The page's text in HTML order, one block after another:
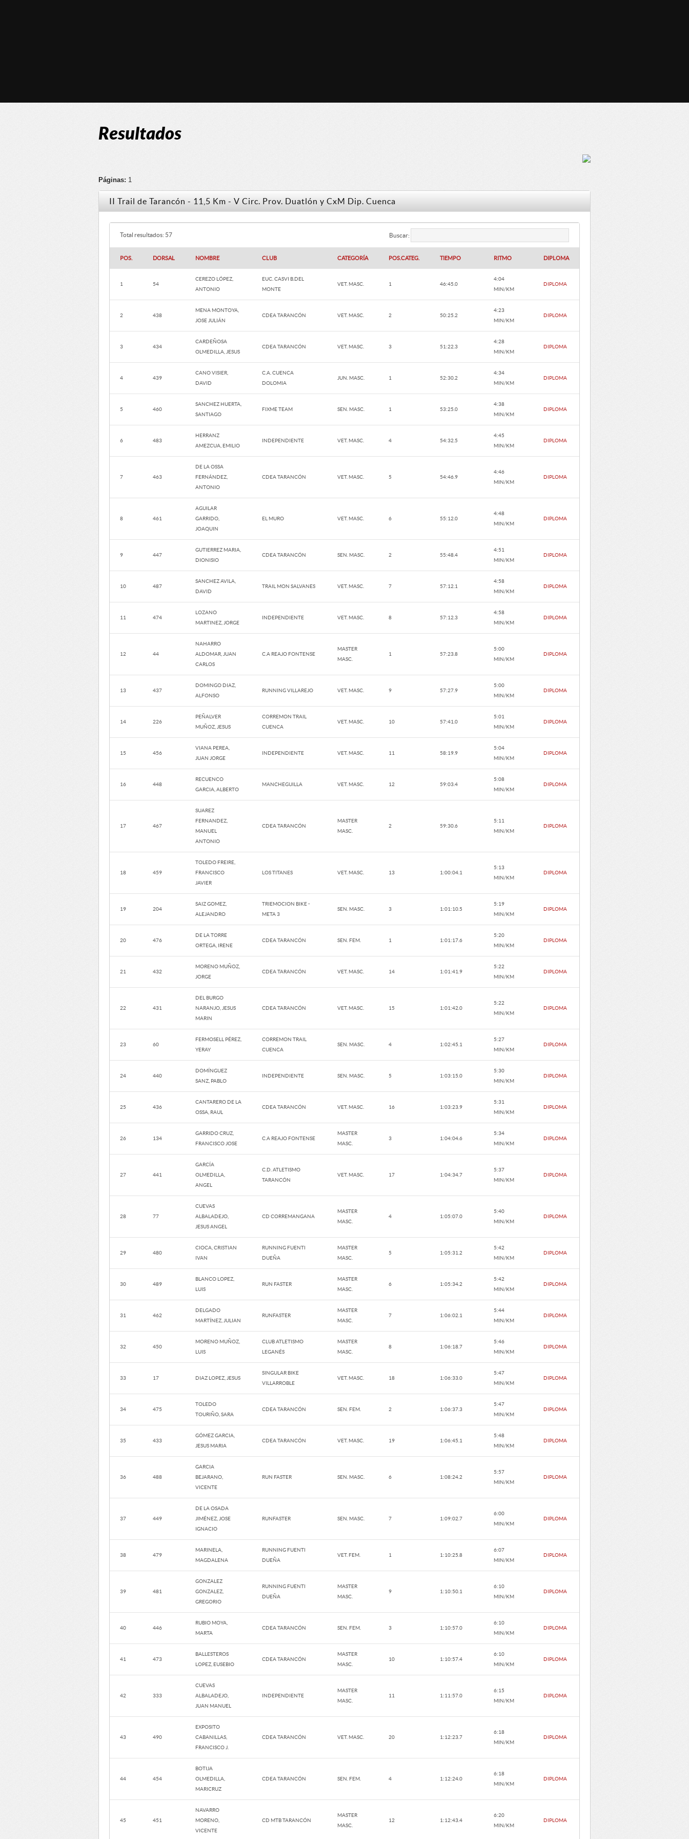
Resultados
Páginas: 1
II Trail de Tarancón - 11,5 Km - V Circ. Prov. Duatlón y CxM Dip. Cuenca
Total resultados: 57 Buscar:
POS. DORSAL NOMBRE CLUB CATEGORÍA POS.CATEG. TIEMPO RITMO DIPLOMA
1 54
CEREZO LÓPEZ,
ANTONIO
EUC. CASVI B.DEL
MONTE
VET. MASC. 1 46:45.0
4:04
MIN/KM
DIPLOMA
2 438
MENA MONTOYA,
JOSE JULIÁN
CDEA TARANCÓN VET. MASC. 2 50:25.2
4:23
MIN/KM
DIPLOMA
3 434
CARDEÑOSA
OLMEDILLA, JESUS
CDEA TARANCÓN VET. MASC. 3 51:22.3
4:28
MIN/KM
DIPLOMA
4 439
CANO VISIER,
DAVID
C.A. CUENCA
DOLOMIA
JUN. MASC. 1 52:30.2
4:34
MIN/KM
DIPLOMA
5 460
SANCHEZ HUERTA,
SANTIAGO
FIXME TEAM SEN. MASC. 1 53:25.0
4:38
MIN/KM
DIPLOMA
6 483
HERRANZ
AMEZCUA, EMILIO
INDEPENDIENTE VET. MASC. 4 54:32.5
4:45
MIN/KM
DIPLOMA
7 463
DE LA OSSA
FERNÁNDEZ,
ANTONIO
CDEA TARANCÓN VET. MASC. 5 54:46.9
4:46
MIN/KM
DIPLOMA
8 461
AGUILAR
GARRIDO,
JOAQUIN
EL MURO VET. MASC. 6 55:12.0
4:48
MIN/KM
DIPLOMA
9 447
GUTIERREZ MARIA,
DIONISIO
CDEA TARANCÓN SEN. MASC. 2 55:48.4
4:51
MIN/KM
DIPLOMA
10 487
SANCHEZ AVILA,
DAVID
TRAIL MON SALVANES VET. MASC. 7 57:12.1
4:58
MIN/KM
DIPLOMA
11 474
LOZANO
MARTINEZ, JORGE
INDEPENDIENTE VET. MASC. 8 57:12.3
4:58
MIN/KM
DIPLOMA
12 44
NAHARRO
ALDOMAR, JUAN
CARLOS
C.A REAJO FONTENSE
MASTER
MASC.
1 57:23.8
5:00
MIN/KM
DIPLOMA
13 437
DOMINGO DIAZ,
ALFONSO
RUNNING VILLAREJO VET. MASC. 9 57:27.9
5:00
MIN/KM
DIPLOMA
14 226
PEÑALVER
MUÑOZ, JESUS
CORREMON TRAIL
CUENCA
VET. MASC. 10 57:41.0
5:01
MIN/KM
DIPLOMA
15 456
VIANA PEREA,
JUAN JORGE
INDEPENDIENTE VET. MASC. 11 58:19.9
5:04
MIN/KM
DIPLOMA
16 448
RECUENCO
GARCIA, ALBERTO
MANCHEGUILLA VET. MASC. 12 59:03.4
5:08
MIN/KM
DIPLOMA
17 467
SUAREZ
FERNANDEZ,
MANUEL
ANTONIO
CDEA TARANCÓN
MASTER
MASC.
2 59:30.6
5:11
MIN/KM
DIPLOMA
18 459
TOLEDO FREIRE,
FRANCISCO
JAVIER
LOS TITANES VET. MASC. 13 1:00:04.1
5:13
MIN/KM
DIPLOMA
19 204
SAIZ GOMEZ,
ALEJANDRO
TRIEMOCION BIKE -
META 3
SEN. MASC. 3 1:01:10.5
5:19
MIN/KM
DIPLOMA
20 476
DE LA TORRE
ORTEGA, IRENE
CDEA TARANCÓN SEN. FEM. 1 1:01:17.6
5:20
MIN/KM
DIPLOMA
21 432
MORENO MUÑOZ,
JORGE
CDEA TARANCÓN VET. MASC. 14 1:01:41.9
5:22
MIN/KM
DIPLOMA
22 431
DEL BURGO
NARANJO, JESUS
MARIN
CDEA TARANCÓN VET. MASC. 15 1:01:42.0
5:22
MIN/KM
DIPLOMA
23 60
FERMOSELL PÉREZ,
YERAY
CORREMON TRAIL
CUENCA
SEN. MASC. 4 1:02:45.1
5:27
MIN/KM
DIPLOMA
24 440
DOMÍNGUEZ
SANZ, PABLO
INDEPENDIENTE SEN. MASC. 5 1:03:15.0
5:30
MIN/KM
DIPLOMA
25 436
CANTARERO DE LA
OSSA, RAUL
CDEA TARANCÓN VET. MASC. 16 1:03:23.9
5:31
MIN/KM
DIPLOMA
26 134
GARRIDO CRUZ,
FRANCISCO JOSE
C.A REAJO FONTENSE
MASTER
MASC.
3 1:04:04.6
5:34
MIN/KM
DIPLOMA
27 441
GARCÍA
OLMEDILLA,
ANGEL
C.D. ATLETISMO
TARANCÓN
VET. MASC. 17 1:04:34.7
5:37
MIN/KM
DIPLOMA
28 77
CUEVAS
ALBALADEJO,
JESUS ANGEL
CD CORREMANGANA
MASTER
MASC.
4 1:05:07.0
5:40
MIN/KM
DIPLOMA
29 480
CIOCA, CRISTIAN
IVAN
RUNNING FUENTI
DUEÑA
MASTER
MASC.
5 1:05:31.2
5:42
MIN/KM
DIPLOMA
30 489
BLANCO LOPEZ,
LUIS
RUN FASTER
MASTER
MASC.
6 1:05:34.2
5:42
MIN/KM
DIPLOMA
31 462
DELGADO
MARTÍNEZ, JULIAN
RUNFASTER
MASTER
MASC.
7 1:06:02.1
5:44
MIN/KM
DIPLOMA
32 450
MORENO MUÑOZ,
LUIS
CLUB ATLETISMO
LEGANÉS
MASTER
MASC.
8 1:06:18.7
5:46
MIN/KM
DIPLOMA
33 17 DIAZ LOPEZ, JESUS
SINGULAR BIKE
VILLARROBLE
VET. MASC. 18 1:06:33.0
5:47
MIN/KM
DIPLOMA
34 475
TOLEDO
TOURIÑO, SARA
CDEA TARANCÓN SEN. FEM. 2 1:06:37.3
5:47
MIN/KM
DIPLOMA
35 433
GÓMEZ GARCIA,
JESUS MARIA
CDEA TARANCÓN VET. MASC. 19 1:06:45.1
5:48
MIN/KM
DIPLOMA
36 488
GARCIA
BEJARANO,
VICENTE
RUN FASTER SEN. MASC. 6 1:08:24.2
5:57
MIN/KM
DIPLOMA
37 449
DE LA OSADA
JIMÉNEZ, JOSE
IGNACIO
RUNFASTER SEN. MASC. 7 1:09:02.7
6:00
MIN/KM
DIPLOMA
38 479
MARINELA,
MAGDALENA
RUNNING FUENTI
DUEÑA
VET. FEM. 1 1:10:25.8
6:07
MIN/KM
DIPLOMA
39 481
GONZALEZ
GONZALEZ,
GREGORIO
RUNNING FUENTI
DUEÑA
MASTER
MASC.
9 1:10:50.1
6:10
MIN/KM
DIPLOMA
40 446
RUBIO MOYA,
MARTA
CDEA TARANCÓN SEN. FEM. 3 1:10:57.0
6:10
MIN/KM
DIPLOMA
41 473
BALLESTEROS
LOPEZ, EUSEBIO
CDEA TARANCÓN
MASTER
MASC.
10 1:10:57.4
6:10
MIN/KM
DIPLOMA
42 333
CUEVAS
ALBALADEJO,
JUAN MANUEL
INDEPENDIENTE
MASTER
MASC.
11 1:11:57.0
6:15
MIN/KM
DIPLOMA
43 490
EXPOSITO
CABANILLAS,
FRANCISCO J.
CDEA TARANCÓN VET. MASC. 20 1:12:23.7
6:18
MIN/KM
DIPLOMA
44 454
BOTIJA
OLMEDILLA,
MARICRUZ
CDEA TARANCÓN SEN. FEM. 4 1:12:24.0
6:18
MIN/KM
DIPLOMA
45 451
NAVARRO
MORENO,
VICENTE
CD MTB TARANCÓN
MASTER
MASC.
12 1:12:43.4
6:20
MIN/KM
DIPLOMA